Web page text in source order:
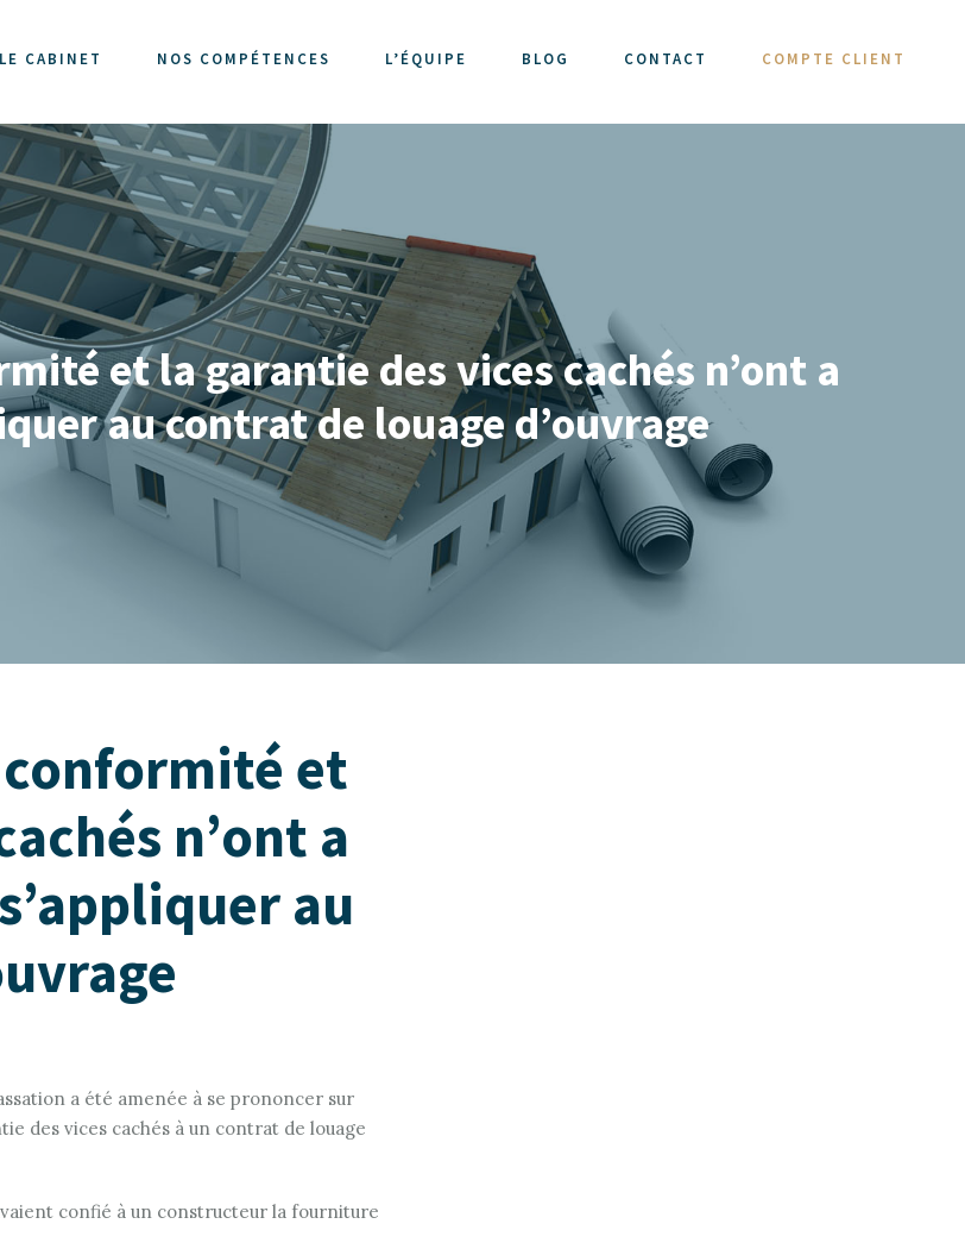
LE CABINET NOS COMPÉTENCES L’ÉQUIPE BLOG CONTACT COMPTE CLIENT
et la garantie des vices cachés n’ont a
au contrat de louage d’ouvrage
et
n’ont a
au
a été amenée à se prononcer sur
des vices cachés à un contrat de louage
confié à un constructeur la fourniture